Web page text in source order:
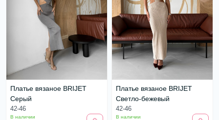
Платье вязаное BRIJET
Серый
42-46
В наличии
Платье вязаное BRIJET
Светло-бежевый
42-46
В наличии